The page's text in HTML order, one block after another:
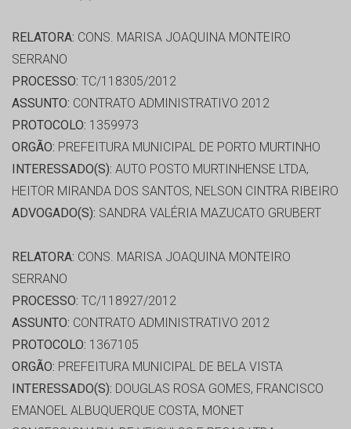
RELATORA: CONS. MARISA JOAQUINA MONTEIRO
SERRANO
PROCESSO: TC/118305/2012
ASSUNTO: CONTRATO ADMINISTRATIVO 2012
PROTOCOLO: 1359973
ORGÃO: PREFEITURA MUNICIPAL DE PORTO MURTINHO
INTERESSADO(S): AUTO POSTO MURTINHENSE LTDA,
HEITOR MIRANDA DOS SANTOS, NELSON CINTRA RIBEIRO
ADVOGADO(S): SANDRA VALÉRIA MAZUCATO GRUBERT
RELATORA: CONS. MARISA JOAQUINA MONTEIRO
SERRANO
PROCESSO: TC/118927/2012
ASSUNTO: CONTRATO ADMINISTRATIVO 2012
PROTOCOLO: 1367105
ORGÃO: PREFEITURA MUNICIPAL DE BELA VISTA
INTERESSADO(S): DOUGLAS ROSA GOMES, FRANCISCO
EMANOEL ALBUQUERQUE COSTA, MONET